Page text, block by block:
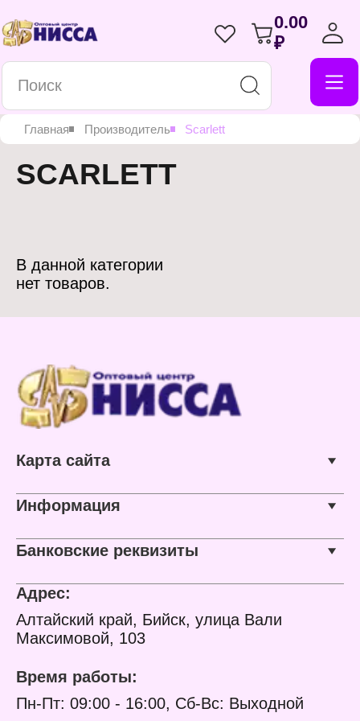
0.00
₽
Главная Производитель Scarlett
SCARLETT
В данной категории
нет товаров.
Карта сайта
Информация
Банковские реквизиты
Адрес:
Алтайский край, Бийск, улица Вали
Максимовой, 103
Время работы:
Пн-Пт: 09:00 - 16:00, Сб-Вс: Выходной